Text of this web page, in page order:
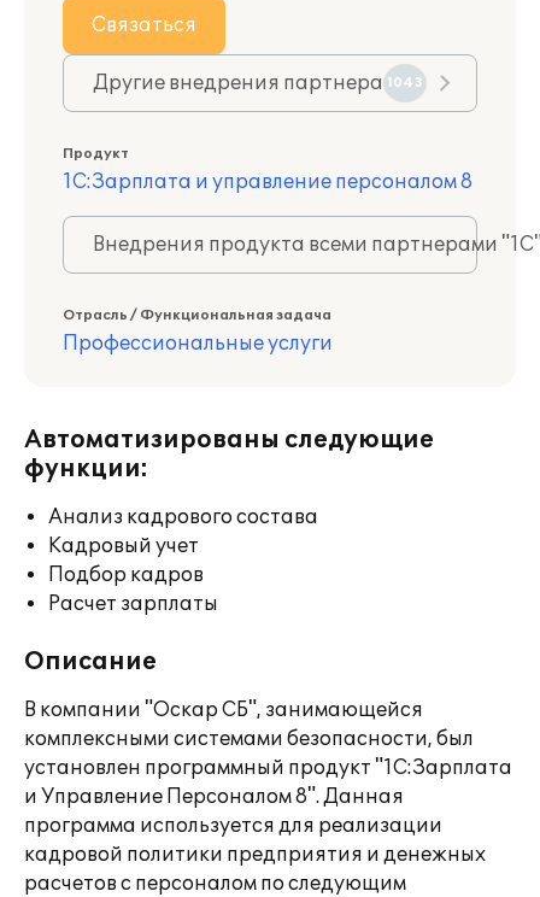
Связаться
Другие внедрения партнера 1043
Продукт
1С:Зарплата и управление персоналом 8
Внедрения продукта всеми партнерами
Отрасль / Функциональная задача
Профессиональные услуги
Автоматизированы следующие
функции:
Анализ кадрового состава
Кадровый учет
Подбор кадров
Расчет зарплаты
Описание
В компании "Оскар СБ", занимающейся
комплексными системами безопасности, был
установлен программный продукт "1С:Зарплата
и Управление Персоналом 8". Данная
программа используется для реализации
кадровой политики предприятия и денежных
расчетов с персоналом по следующим